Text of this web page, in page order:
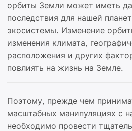
орбиты Земли может иметь
последствия для нашей
экосистемы. Изменение
изменения климата,
расположения и других
повлиять на жизнь на Земле.
Поэтому, прежде чем
масштабных манипуляциях с
необходимо провести